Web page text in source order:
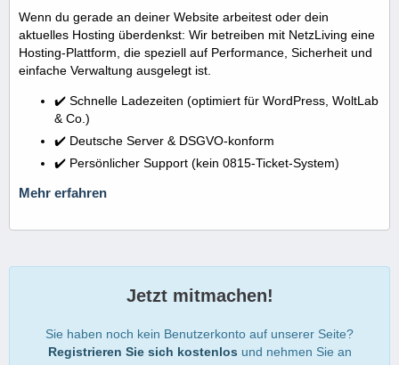
Wenn du gerade an deiner Website arbeitest oder dein
aktuelles Hosting überdenkst: Wir betreiben mit NetzLiving eine
Hosting-Plattform, die speziell auf Performance, Sicherheit und
einfache Verwaltung ausgelegt ist.
✔️ Schnelle Ladezeiten (optimiert für WordPress, WoltLab
& Co.)
✔️ Deutsche Server & DSGVO-konform
✔️ Persönlicher Support (kein 0815-Ticket-System)
Mehr erfahren
Jetzt mitmachen!
Sie haben noch kein Benutzerkonto auf unserer Seite?
Registrieren Sie sich kostenlos und nehmen Sie an